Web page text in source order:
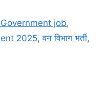
job,
2025,वन विभाग भर्ती,